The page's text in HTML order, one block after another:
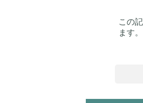
この
ます